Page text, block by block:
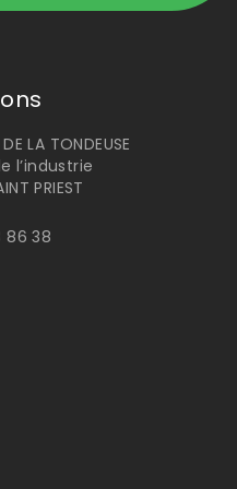
LA TONDEUSE
l’industrie
PRIEST
86 38